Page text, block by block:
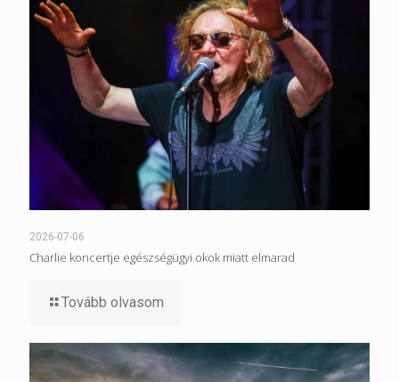
2026-07-06
Charlie koncertje egészségügyi okok miatt elmarad
Tovább olvasom